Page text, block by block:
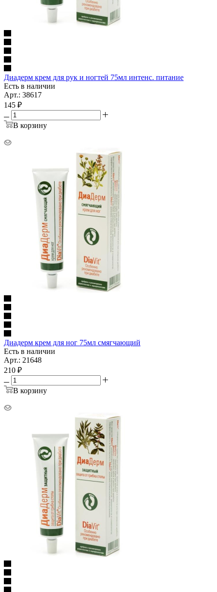
Диадерм крем для рук и ногтей 75мл интенс. питание
Есть в наличии
Арт.: 38617
145 ₽
В корзину
Диадерм крем для ног 75мл смягчающий
Есть в наличии
Арт.: 21648
210 ₽
В корзину